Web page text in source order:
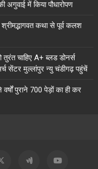
अगुवाई में किया पौधारोपण
श्रीमद्भागवत कथा से पूर्व कलश
तुरंत चाहिए A+ ब्लड डोनर्स
सेंटर मुल्लांपुर न्यु चंडीगढ़ पहुंचें
पुराने 700 पेड़ों का ही कर